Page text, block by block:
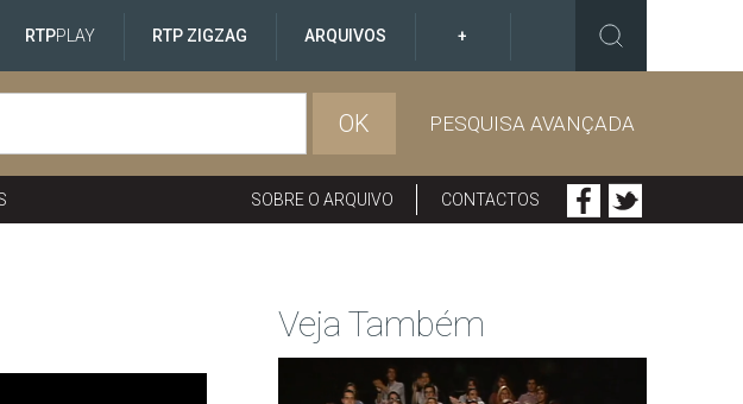
RTPPLAY RTP ZIGZAG ARQUIVOS +
OK PESQUISA AVANÇADA
SOBRE O ARQUIVO CONTACTOS
Veja Também